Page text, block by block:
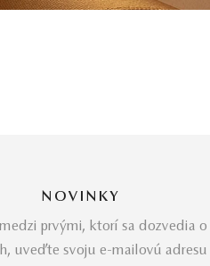
NOVINKY
prvými, ktorí sa dozvedia o
uveďte svoju e-mailovú